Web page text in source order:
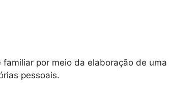
por meio da elaboração de
pessoais.